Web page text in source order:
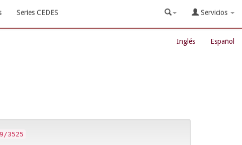
Series CEDES Servicios
Inglés Español
3525